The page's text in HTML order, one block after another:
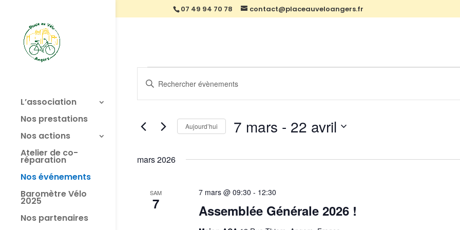
07 49 94 70 78 contact@placeauveloangers.fr
L’association
Nos prestations
Nos actions
Atelier de co-
réparation
Nos événements
Baromètre Vélo
2025
Nos partenaires
Évènements
Recherche
et
navigation
vues
Évènements
Saisir
mot-
clé.
Évènements
clé.
Aujourd’hui 7 mars - 22 avril
mars 2026
SAM
7 Assemblée Générale 2026 !
7 mars @ 09:30 - 12:30